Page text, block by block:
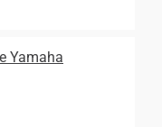
Yamaha